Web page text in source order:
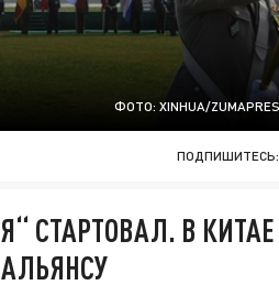
ФОТО: XINHUA/
ПОДПИШИТЕСЬ:
СТАРТОВАЛ. В КИТАЕ